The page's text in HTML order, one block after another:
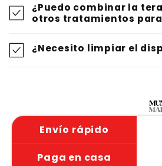
¿Puedo combinar la
otros tratamientos
¿Necesito limpiar el
Envío rápido
Paga en casa